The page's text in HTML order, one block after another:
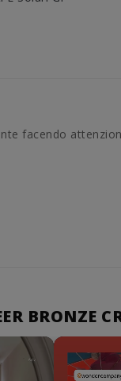
facendo
BRONZE